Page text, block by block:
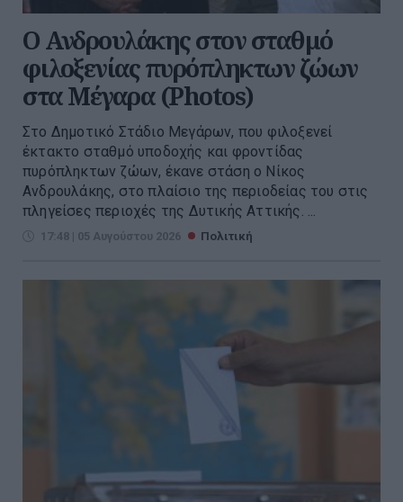
Ο Ανδρουλάκης στον σταθμό
φιλοξενίας πυρόπληκτων ζώων
στα Μέγαρα (Photos)
Στο Δημοτικό Στάδιο Μεγάρων, που φιλοξενεί
έκτακτο σταθμό υποδοχής και φροντίδας
πυρόπληκτων ζώων, έκανε στάση ο Νίκος
Ανδρουλάκης, στο πλαίσιο της περιοδείας του στις
πληγείσες περιοχές της Δυτικής Αττικής. ...
17:48 | 05 Αυγούστου 2026 Πολιτική